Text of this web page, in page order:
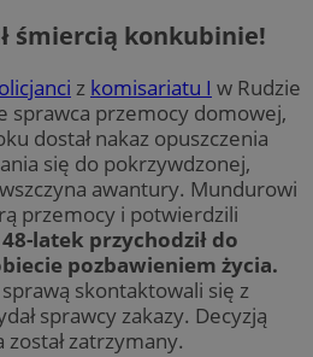
śmiercią konkubinie!
z komisariatu I w Rudzie
sprawca przemocy domowej,
dostał nakaz opuszczenia
się do pokrzywdzonej,
awantury. Mundurowi
przemocy i potwierdzili
48-latek przychodził do
pozbawieniem życia.
skontaktowali się z
sprawcy zakazy. Decyzją
został zatrzymany.